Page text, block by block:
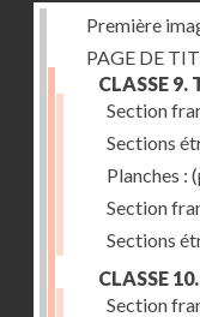
Première
PAGE DE
CLASSE
Section
Sections
Planches :
Section
Sections
CLASSE
Section